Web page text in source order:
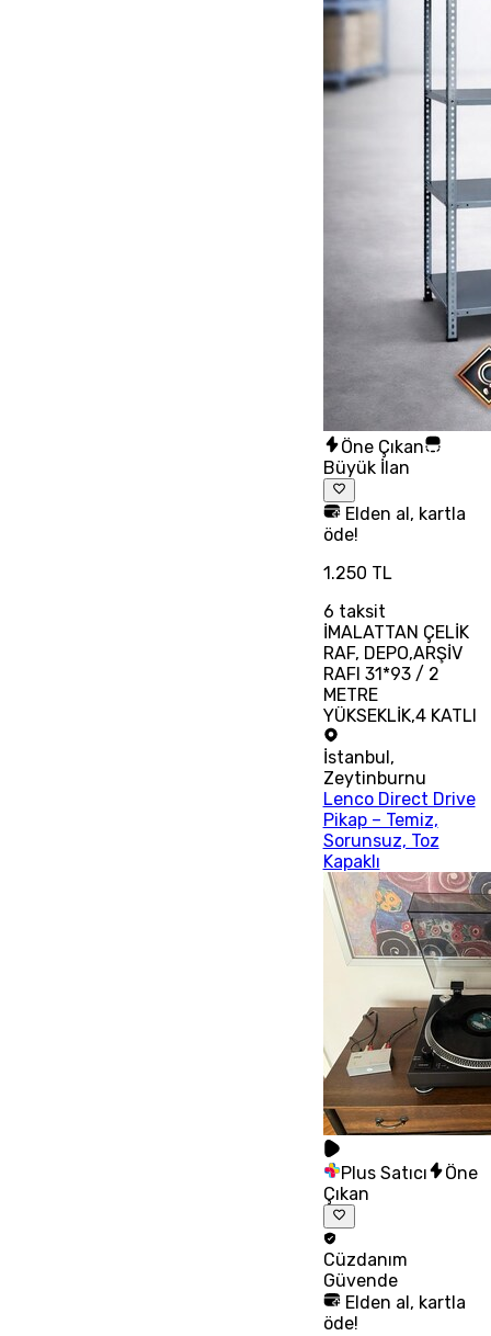
Öne Çıkan
Büyük İlan
Elden al, kartla
öde!
1.250 TL
6 taksit
İMALATTAN ÇELİK
RAF, DEPO,ARŞİV
RAFI 31*93 / 2
METRE
YÜKSEKLİK,4 KATLI
İstanbul,
Zeytinburnu
Lenco Direct Drive
Pikap – Temiz,
Sorunsuz, Toz
Kapaklı
Plus Satıcı
Öne
Çıkan
Cüzdanım
Güvende
Elden al, kartla
öde!